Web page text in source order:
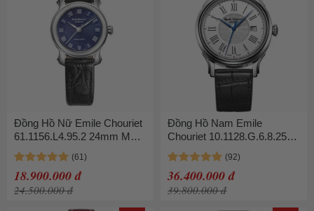
Đồng Hồ Nữ Emile Chouriet
61.1156.L4.95.2 24mm Màu
Xanh Đen
18.900.000 đ
24.500.000 đ
Đồng Hồ Nam Emile
Chouriet 10.1128.G.6.8.25.2
40mm Dây Da
36.400.000 đ
39.800.000 đ